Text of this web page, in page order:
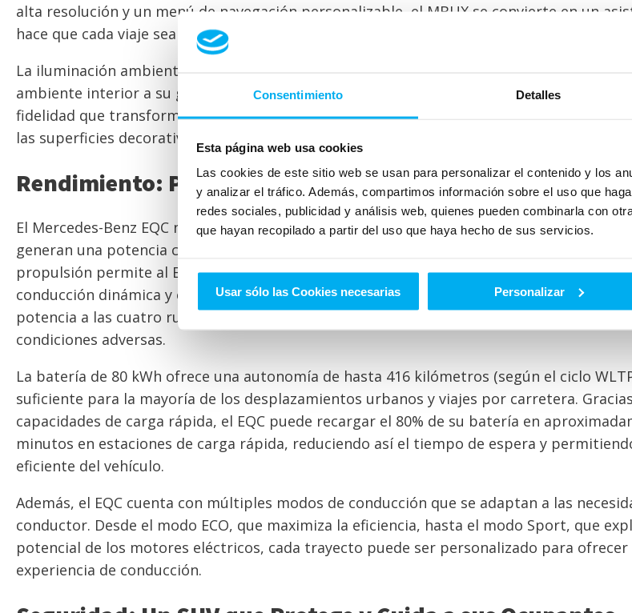
Consentimiento Detalles
Esta página web usa cookies
Las cookies de este sitio web se usan para personalizar el contenido y los
y analizar el tráfico. Además, compartimos información sobre el uso que
redes sociales, publicidad y análisis web, quienes pueden combinarla con
que hayan recopilado a partir del uso que haya hecho de sus servicios.
Usar sólo las Cookies necesarias Personalizar
alta resolución y un menú de navegación personalizable, el MBUX se convierte en un
hace que cada viaje sea más cómodo y entretenido.
La iluminación ambiental, configurable en 64 colores diferentes, permite a los pasajeros
ambiente interior a su gusto. Además, el EQC cuenta con un sistema de sonido
fidelidad que transforma el habitáculo en una sala de conciertos sobre ruedas. Los
las superficies decorativas de madera realzan la atmósfera sofisticada del SUV.
Rendimiento: Potencia y Eficiencia en Perfecta Armonía
El Mercedes-Benz EQC no compromete el rendimiento. Está impulsado por dos motores
generan una potencia combinada de 408 caballos (300 kW) y un par motor de 760 Nm.
propulsión permite al EQC acelerar de 0 a 100 km/h en solo 5,1 segundos, ofreciendo
conducción dinámica y emocionante. La tracción integral 4MATIC distribuye de manera
potencia a las cuatro ruedas, garantizando un agarre óptimo y una estabilidad
condiciones adversas.
La batería de 80 kWh ofrece una autonomía de hasta 416 kilómetros (según el ciclo
suficiente para la mayoría de los desplazamientos urbanos y viajes por carretera.
capacidades de carga rápida, el EQC puede recargar el 80% de su batería en
minutos en estaciones de carga rápida, reduciendo así el tiempo de espera y
eficiente del vehículo.
Además, el EQC cuenta con múltiples modos de conducción que se adaptan a las
conductor. Desde el modo ECO, que maximiza la eficiencia, hasta el modo Sport, que
potencial de los motores eléctricos, cada trayecto puede ser personalizado para
experiencia de conducción.